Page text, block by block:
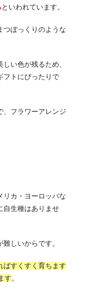
といわれています。
つぼっくりのような
い色が残るため、
フトにぴったりで
、フラワーアレンジ
リカ・ヨーロッパな
自生種はありませ
しいからです。
ばすくすく育ちます
す。